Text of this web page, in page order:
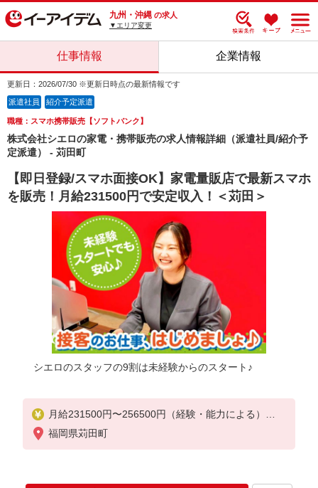
九州・沖縄 の求人
▼エリア変更
仕事情報 企業情報
更新日：2026/07/30 ※更新日時点の最新情報です
派遣社員 紹介予定派遣
職種：スマホ携帯販売【ソフトバンク】
株式会社シエロの家電・携帯販売の求人情報詳細（派遣社員/紹介予
定派遣） - 苅田町
【即日登録/スマホ面接OK】家電量販店で最新スマホ
を販売！月給231500円で安定収入！＜苅田＞
シエロのスタッフの9割は未経験からのスタート♪
月給231500円〜256500円（経験・能力による）
※上記金額に時間外手当/インセンティブが加算
・賞与あり・時間外手当あり（平均残業時間：10h/
★交通費別途支給（規定あり）
福岡県苅田町